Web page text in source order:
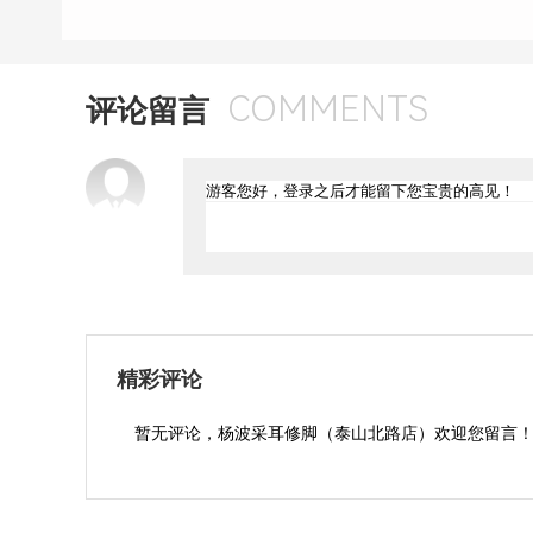
评论留言 COMMENTS
精彩评论
暂无评论，杨波采耳修脚（泰山北路店）欢迎您留言！